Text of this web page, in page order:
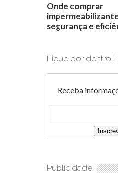
Onde comprar
segurança e
Fique por dentro!
Receba
Publicidade